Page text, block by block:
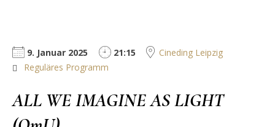
9. Januar 2025 21:15
Cineding Leipzig
Reguläres Programm
ALL WE IMAGINE AS LIGHT